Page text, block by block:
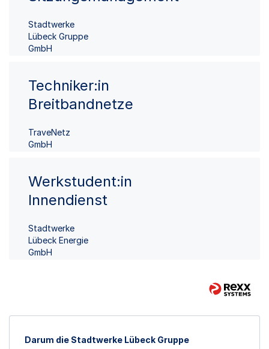
Stadtwerke
Lübeck Gruppe
GmbH
Techniker:in
Breitbandnetze
TraveNetz
GmbH
Werkstudent:in
Innendienst
Stadtwerke
Lübeck Energie
GmbH
Darum die Stadtwerke Lübeck Gruppe